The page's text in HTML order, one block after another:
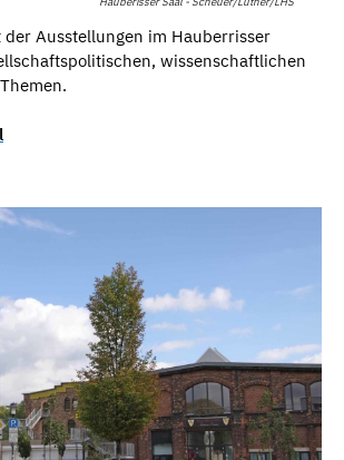
Ausstellungen im Hauberrisser
wissenschaftlichen